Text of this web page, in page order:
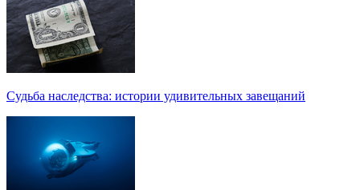
Судьба наследства: истории удивительных завещаний